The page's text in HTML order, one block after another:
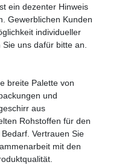
ein dezenter Hinweis
Gewerblichen Kunden
individueller
uns dafür bitte an.
breite Palette von
und
aus
Rohstoffen für den
Vertrauen Sie
mit den